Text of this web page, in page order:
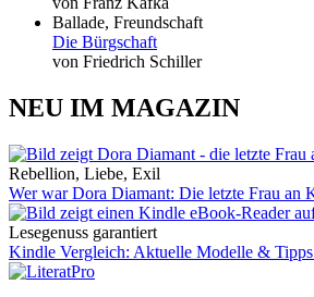
Ballade, Freundschaft
Die Bürgschaft
von Friedrich Schiller
NEU IM MAGAZIN
Rebellion, Liebe, Exil
Wer war Dora Diamant: Die letzte Frau an
Lesegenuss garantiert
Kindle Vergleich: Aktuelle Modelle &